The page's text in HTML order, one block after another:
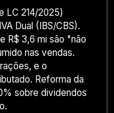
LC 214/2025)
Dual (IBS/CBS).
R$ 3,6 mi são "não
nas vendas.
e o
Reforma da
sobre dividendos